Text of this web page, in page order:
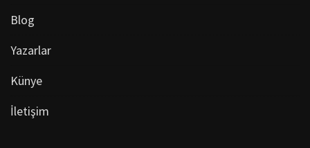
Blog
Yazarlar
Künye
İletişim